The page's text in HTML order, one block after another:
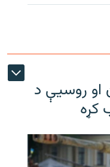
او روسیې د
کړه